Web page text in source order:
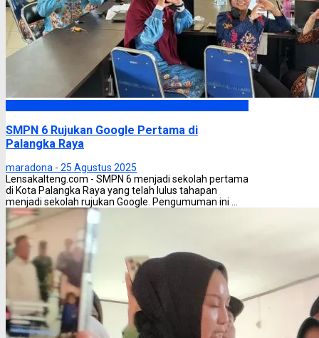
SMPN 6 Rujukan Google Pertama di
Palangka Raya
maradona - 25 Agustus 2025
Lensakalteng.com - SMPN 6 menjadi sekolah pertama
di Kota Palangka Raya yang telah lulus tahapan
menjadi sekolah rujukan Google. Pengumuman ini ...